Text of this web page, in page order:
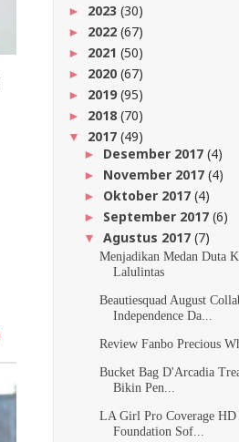
► 2023 (30)
► 2022 (67)
► 2021 (50)
► 2020 (67)
► 2019(95)
► 2018 (70)
▼ 2017 (49)
► Desember 2017 (4)
► November 2017 (4)
► Oktober 2017 (4)
► September 2017 (6)
▼ Agustus 2017 (7)
Menjadikan Medan Duta
Lalulintas
Beautiesquad August
Independence Da...
Review Fanbo Precious
Bucket Bag D'Arcadia
Bikin Pen...
LA Girl Pro Coverage
Foundation Sof...